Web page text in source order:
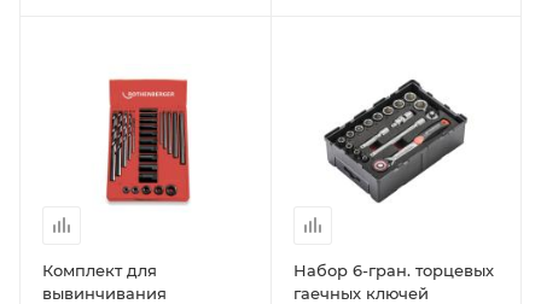
Комплект для
вывинчивания
Набор 6-гран. торцевых
гаечных ключей